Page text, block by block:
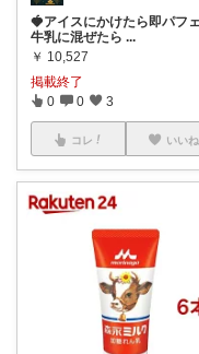
🍓アイスにかけたら即パフェ
牛乳に混ぜたら ...
￥ 10,527
掲載終了
0 0 3
コレ いいね